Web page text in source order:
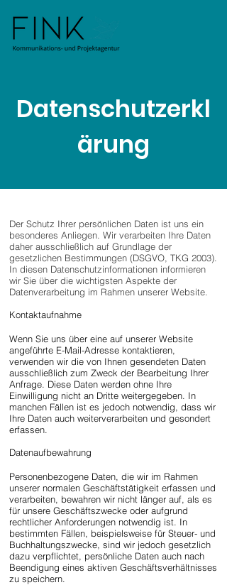
Datenschutzerkl
ärung
Der Schutz Ihrer persönlichen Daten ist uns ein
besonderes Anliegen. Wir verarbeiten Ihre Daten
daher ausschließlich auf Grundlage der
gesetzlichen Bestimmungen (DSGVO, TKG 2003).
In diesen Datenschutzinformationen informieren
wir Sie über die wichtigsten Aspekte der
Datenverarbeitung im Rahmen unserer Website.
Kontaktaufnahme
Wenn Sie uns über eine auf unserer Website
angeführte E-Mail-Adresse kontaktieren,
verwenden wir die von Ihnen gesendeten Daten
ausschließlich zum Zweck der Bearbeitung Ihrer
Anfrage. Diese Daten werden ohne Ihre
Einwilligung nicht an Dritte weitergegeben. In
manchen Fällen ist es jedoch notwendig, dass wir
Ihre Daten auch weiterverarbeiten und gesondert
erfassen.
Datenaufbewahrung
Personenbezogene Daten, die wir im Rahmen
unserer normalen Geschäftstätigkeit erfassen und
verarbeiten, bewahren wir nicht länger auf, als es
für unsere Geschäftszwecke oder aufgrund
rechtlicher Anforderungen notwendig ist. In
bestimmten Fällen, beispielsweise für Steuer- und
Buchhaltungszwecke, sind wir jedoch gesetzlich
dazu verpflichtet, persönliche Daten auch nach
Beendigung eines aktiven Geschäftsverhältnisses
zu speichern.